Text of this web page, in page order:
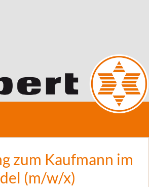
zum Kaufmann im
(m/w/x)